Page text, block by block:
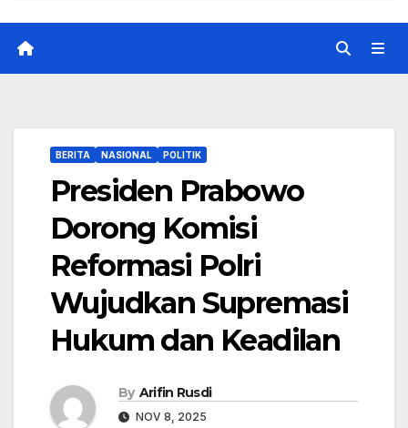
BERITA NASIONAL POLITIK
Presiden Prabowo
Dorong Komisi
Reformasi Polri
Wujudkan Supremasi
Hukum dan Keadilan
By Arifin Rusdi
NOV 8, 2025